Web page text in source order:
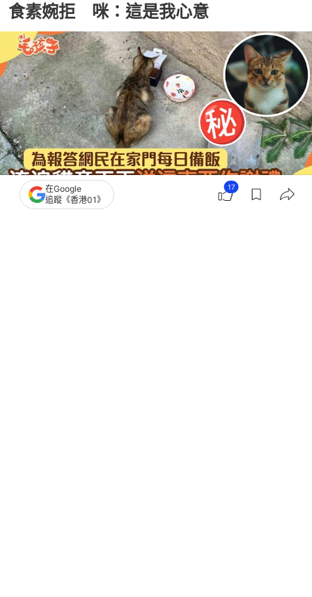
食素婉拒 咪：這是我心意
撰文：擼貓教授
在Google
追蹤《香港01》
17